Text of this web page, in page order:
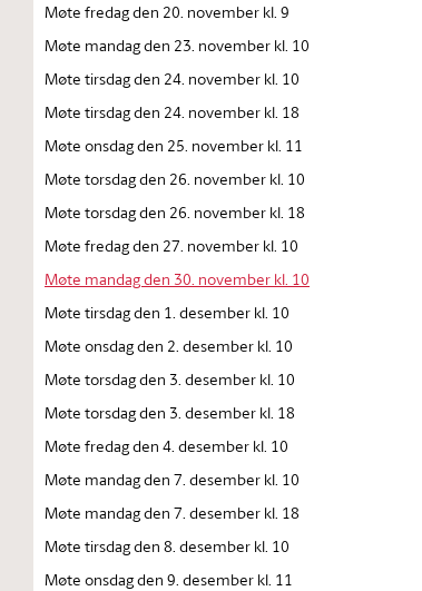
Møte fredag den 20. november kl. 9
Møte mandag den 23. november kl. 10
Møte tirsdag den 24. november kl. 10
Møte tirsdag den 24. november kl. 18
Møte onsdag den 25. november kl. 11
Møte torsdag den 26. november kl. 10
Møte torsdag den 26. november kl. 18
Møte fredag den 27. november kl. 10
Møte mandag den 30. november kl. 10
Møte tirsdag den 1. desember kl. 10
Møte onsdag den 2. desember kl. 10
Møte torsdag den 3. desember kl. 10
Møte torsdag den 3. desember kl. 18
Møte fredag den 4. desember kl. 10
Møte mandag den 7. desember kl. 10
Møte mandag den 7. desember kl. 18
Møte tirsdag den 8. desember kl. 10
Møte onsdag den 9. desember kl. 11